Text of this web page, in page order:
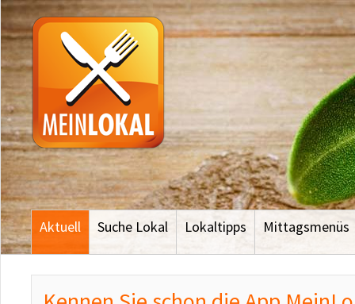
Aktuell Suche Lokal Lokaltipps Mittagsmenüs